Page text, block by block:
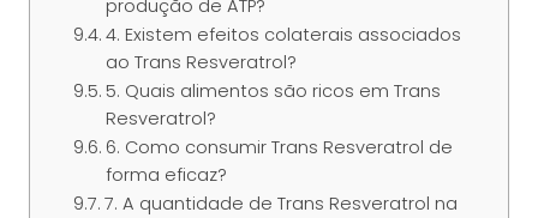
produção de ATP?
4. Existem efeitos colaterais associados
ao Trans Resveratrol?
5. Quais alimentos são ricos em Trans
Resveratrol?
6. Como consumir Trans Resveratrol de
forma eficaz?
7. A quantidade de Trans Resveratrol na